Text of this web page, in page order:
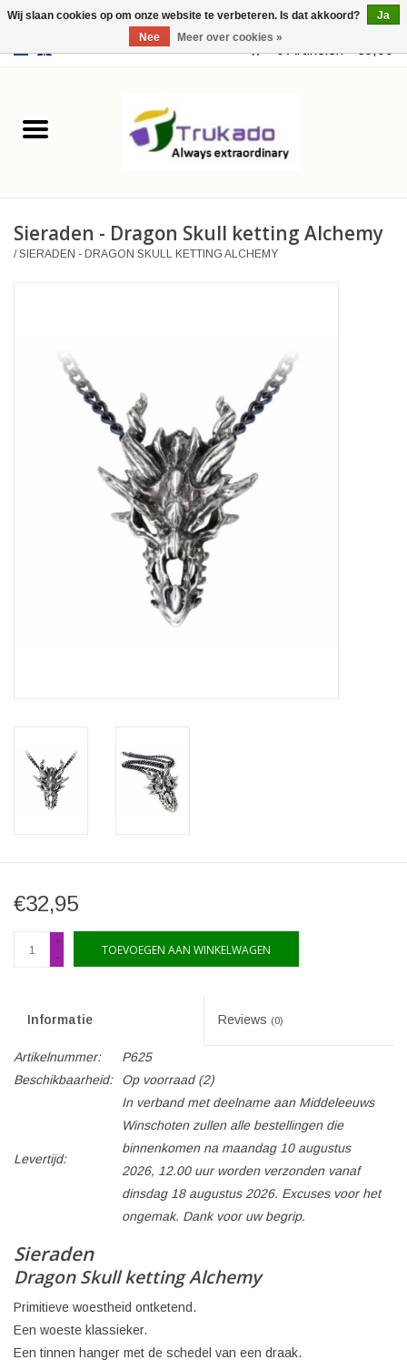
USD 0 Artikelen - €0,00
Leer
Merchandise
Giftware & Lifestyle &
Sieraden - Dragon Skull ketting Alchemy
/SIERADEN - DRAGON SKULL KETTING ALCHEMY
€32,95
+
-
TOEVOEGEN AAN WINKELWAGEN
Informatie Reviews (0)
Artikelnummer:
P625
Beschikbaarheid:
Op voorraad(2)
Levertijd:
In verband met deelname aan Middeleeuws
Winschoten zullen alle bestellingen die
binnenkomen na maandag 10 augustus
2026, 12.00 uur worden verzonden vanaf
dinsdag 18 augustus 2026. Excuses voor het
ongemak. Dank voor uw begrip.
Sieraden
Dragon Skullketting Alchemy
Primitieve woestheid ontketend.
Een woeste klassieker.
Een tinnen hanger met de schedel van een draak.
Wij slaan cookies op om onze website te verbeteren. Is dat akkoord?
Ja
Nee
Meer over cookies »